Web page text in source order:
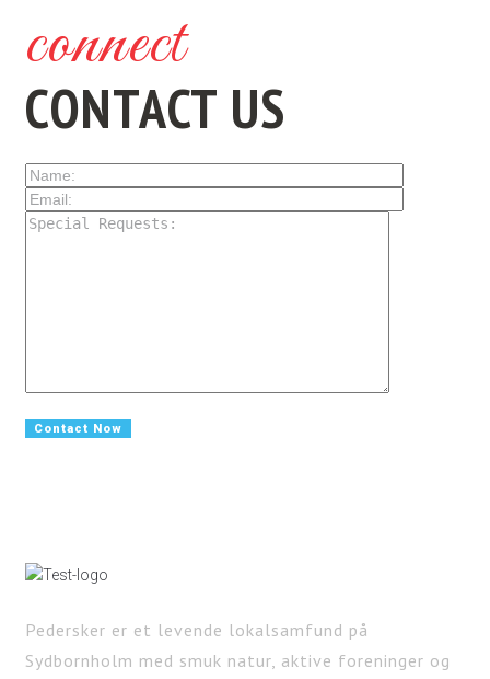
connect
CONTACT US
Pedersker er et levende lokalsamfund på
Sydbornholm med smuk natur, aktive foreninger og